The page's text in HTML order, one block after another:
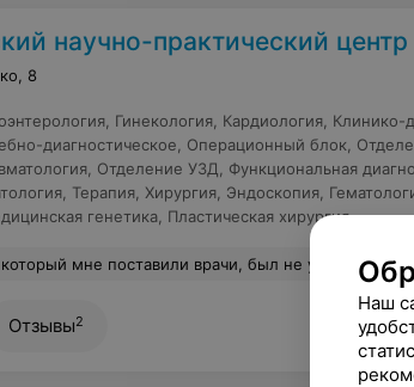
практический центр хирургии, трансплантологии и
8
Гинекология Кардиология Клинико-
диагностическое Операционный блок
Отделение УЗД Функциональная
Терапия Хирургия Эндоскопия
генетика Пластическая хирургия
Л.Я. сделали все возможное чтобы продлить мои дни, поддержать мой организм, но жизнь с каждым днем уходила из моего тела. Я не раз находилась на лечении в 9-ой клинической больнице г. Минска. И когда весной 2008 года врачи 9-ой клиники стали проводить операции по трансплантации печени у меня появилась надежда на жизнь. С осени 2008 года я находилась в листке ожидающих на проведение операции по трансплантации печени. 22 октября 2009 года мне была сделана операция по трансплантации печени. Я испытала удивительное чувство легкости и счастья, когда проснулась после наркоза и поняла, что я жива, что у меня есть будущее. Это было счастье не только мое, но и моих родных, друзей коллег. Все время когда я болела мне помогали и поддерживали мои родные, друзья, коллеги и просто незнакомые люди. Без поддержки Господа Бога и людской мне было трудно пройти этот путь. Особая благодарность золотым рукам и золотым сердцам врачей Руммо О.О., Авдей Е.Л., Щерба А.Е., Федоруку А.М., Гордей Е.В. всему дружному коллективу хирургов, реаниматологов, анестезиологов, медицинским сестрам и санитарочкам 9-ой клинической больницы г. Минска, отделения «Портальной гипертензии». Низкий Вам поклон и огромное человеческое спасибо за дарованное счастье жить, видеть, слышать своих родных и близких. Дай Вам Бог здоровья, успехов в вашем не легком, но очень благородном деле. Благодаря Вам я живу и уже работаю, я счастлива, счастливы мои родные,
Отзывы2
Наш